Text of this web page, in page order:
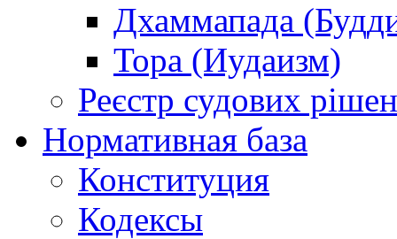
Дхаммапада
Тора (Иудаизм)
Реєстр судових
Нормативная база
Конституция
Кодексы